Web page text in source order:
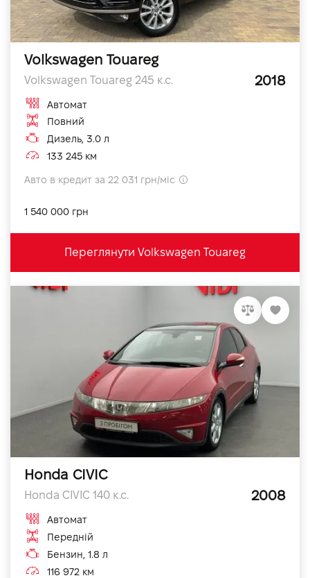
Volkswagen Touareg
Volkswagen Touareg 245 к.с. 2018
Автомат
Повний
Дизель, 3.0 л
133 245 км
Авто в кредит за 22 031 грн/міс
1 540 000 грн
Переглянути Volkswagen Touareg
Honda CIVIC
Honda CIVIC 140 к.с. 2008
Автомат
Передній
Бензин, 1.8 л
116 972 км